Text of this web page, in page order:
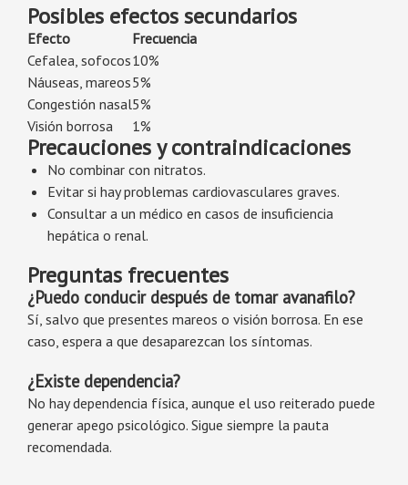
Posibles efectos secundarios
Efecto
Frecuencia
Cefalea, sofocos10%
Náuseas, mareos5%
Congestión nasal5%
Visión borrosa
1%
Precauciones y contraindicaciones
No combinar con nitratos.
Evitar si hay problemas cardiovasculares graves.
Consultar a un médico en casos de insuficiencia
hepática o renal.
Preguntas frecuentes
¿Puedo conducir después de tomar avanafilo?
Sí, salvo que presentes mareos o visión borrosa. En ese
caso, espera a que desaparezcan los síntomas.
¿Existe dependencia?
No hay dependencia física, aunque el uso reiterado puede
generar apego psicológico. Sigue siempre la pauta
recomendada.